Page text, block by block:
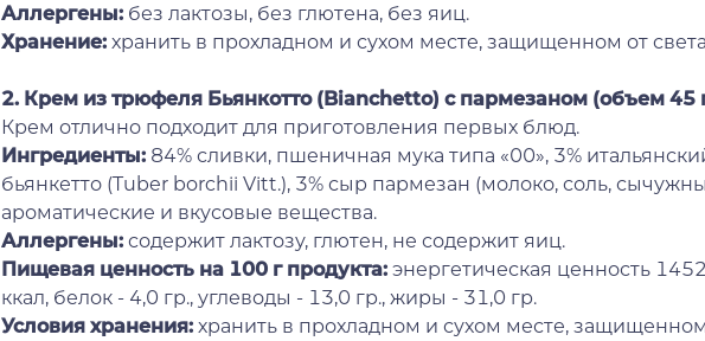
Аллергены: без лактозы, без глютена, без яиц.
Хранение: хранить в прохладном и сухом месте, защищенном от
2. Крем из трюфеля Бьянкотто (Bianchetto) с пармезаном (объем 45
Крем отлично подходит для приготовления первых блюд.
Ингредиенты: 84% сливки, пшеничная мука типа «00», 3%
бьянкетто (Tuber borchii Vitt.), 3% сыр пармезан (молоко, соль,
ароматические и вкусовые вещества.
Аллергены: содержит лактозу, глютен, не содержит яиц.
Пищевая ценность на 100 г продукта: энергетическая ценность
ккал, белок - 4,0 гр., углеводы - 13,0 гр., жиры - 31,0 гр.
Условия хранения: хранить в прохладном и сухом месте, защищенном